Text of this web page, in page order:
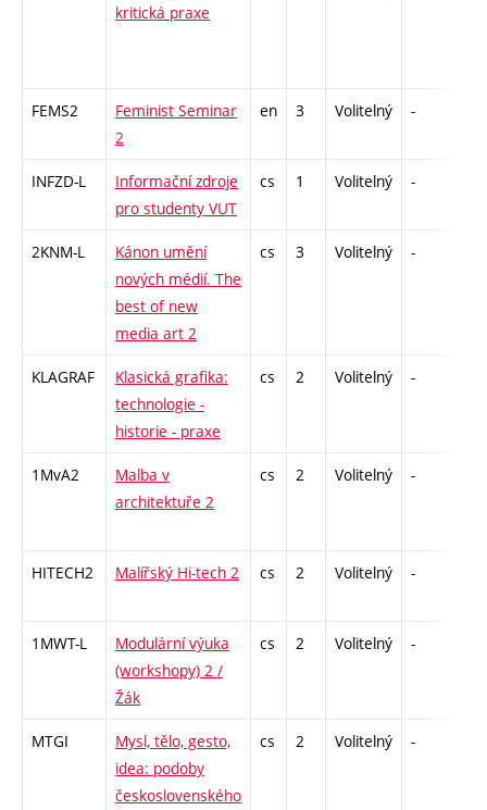
kritická praxe
FEMS2
Feminist Seminar
2
en 3 Volitelný -
INFZD-L
Informační zdroje
pro studenty VUT
cs 1 Volitelný -
2KNM-L
Kánon umění
nových médií. The
best of new
media art 2
cs 3 Volitelný -
KLAGRAF
Klasická grafika:
technologie -
historie - praxe
cs 2 Volitelný -
1MvA2
Malba v
architektuře 2
cs 2 Volitelný -
HITECH2 Malířský Hi-tech 2 cs 2 Volitelný -
1MWT-L
Modulární výuka
(workshopy) 2 /
Žák
cs 2 Volitelný -
MTGI
Mysl, tělo, gesto,
idea: podoby
československého
cs 2 Volitelný -